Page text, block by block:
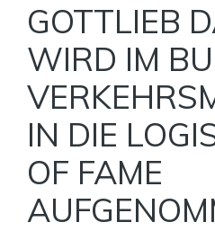
GOTTLIEB
WIRD IM
IN DIE
OF FAME